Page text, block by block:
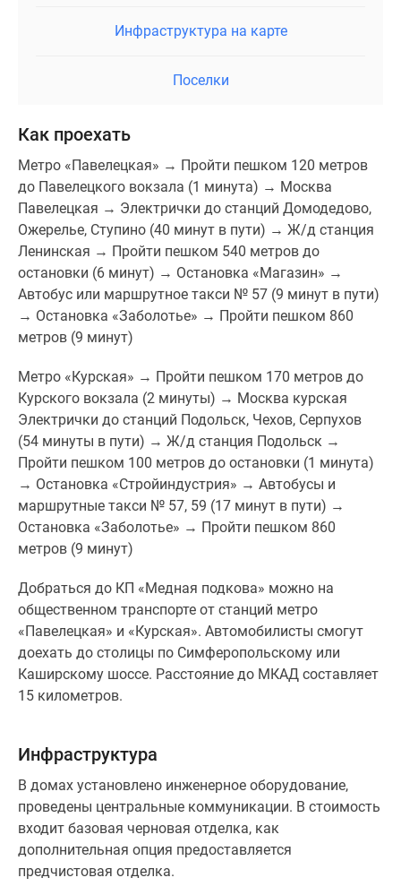
Инфраструктура на карте
Поселки
Как проехать
Метро «Павелецкая» → Пройти пешком 120 метров
до Павелецкого вокзала (1 минута) → Москва
Павелецкая → Электрички до станций Домодедово,
Ожерелье, Ступино (40 минут в пути) → Ж/д станция
Ленинская → Пройти пешком 540 метров до
остановки (6 минут) → Остановка «Магазин» →
Автобус или маршрутное такси № 57 (9 минут в пути)
→ Остановка «Заболотье» → Пройти пешком 860
метров (9 минут)
Метро «Курская» → Пройти пешком 170 метров до
Курского вокзала (2 минуты) → Москва курская
Электрички до станций Подольск, Чехов, Серпухов
(54 минуты в пути) → Ж/д станция Подольск →
Пройти пешком 100 метров до остановки (1 минута)
→ Остановка «Стройиндустрия» → Автобусы и
маршрутные такси № 57, 59 (17 минут в пути) →
Остановка «Заболотье» → Пройти пешком 860
метров (9 минут)
Добраться до КП «Медная подкова» можно на
общественном транспорте от станций метро
«Павелецкая» и «Курская». Автомобилисты смогут
доехать до столицы по Симферопольскому или
Каширскому шоссе. Расстояние до МКАД составляет
15 километров.
Инфраструктура
В домах установлено инженерное оборудование,
проведены центральные коммуникации. В стоимость
входит базовая черновая отделка, как
дополнительная опция предоставляется
предчистовая отделка.